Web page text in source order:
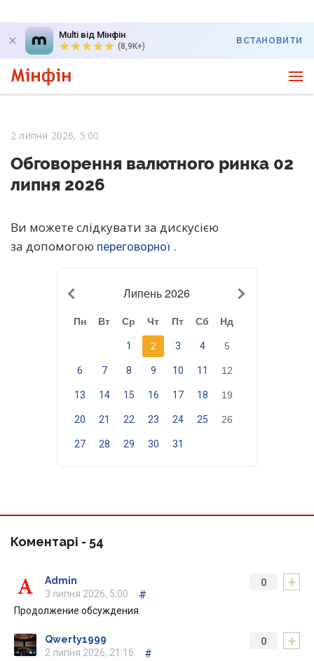
Multi від Мінфін
(8,9K+)
ВСТАНОВИТИ
2 липня 2026, 5:00
Обговорення валютного ринка 02
липня 2026
Ви можете слідкувати за дискусією
за допомогою переговорної .
Липень 2026
Пн Вт Ср Чт Пт Сб Нд
1 2 3 4 5
6 7 8 9 10 11 12
13 14 15 16 17 18 19
20 21 22 23 24 25 26
27 28 29 30 31
Коментарі - 54
+
0
Admin
3 липня 2026, 5:00
#
Продолжение обсуждения
+
0
Qwerty1999
2 липня 2026, 21:16
#